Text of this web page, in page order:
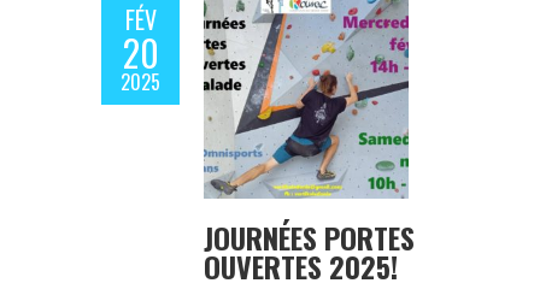
FÉV
20
2025
JOURNÉES PORTES
OUVERTES 2025!